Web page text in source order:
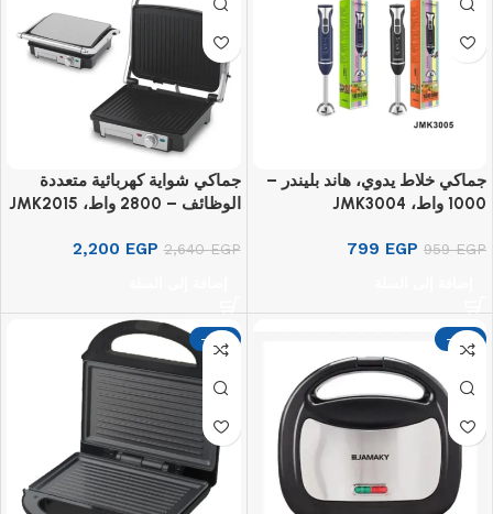
جماكي خلاط يدوي، هاند بليندر –
1000 واط، JMK3004
959EGP
799 EGP
جماكي شواية كهربائية متعددة
الوظائف – 2800 واط، JMK2015
2,640EGP
2,200 EGP
-17%
-17%